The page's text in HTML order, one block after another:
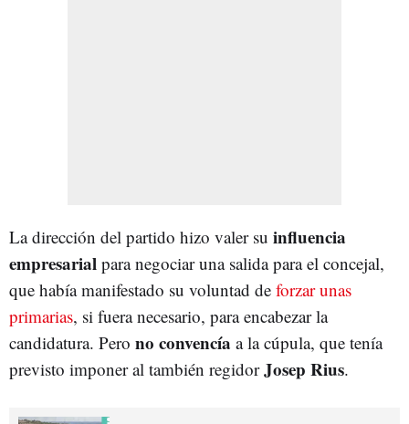
La dirección del partido hizo valer su influencia
empresarial para negociar una salida para el concejal,
que había manifestado su voluntad de forzar unas
primarias, si fuera necesario, para encabezar la
candidatura. Pero no convencía a la cúpula, que tenía
previsto imponer al también regidorJosep Rius.